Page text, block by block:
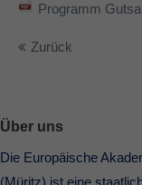
Programm
Zurück
Über uns
Die Europäische